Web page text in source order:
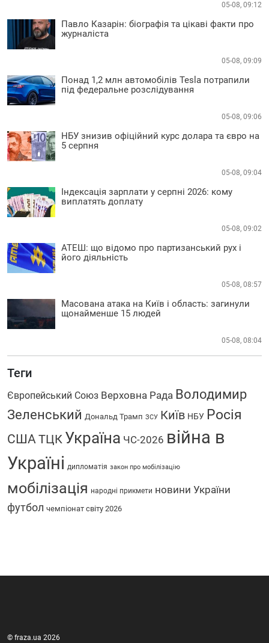
05-08, 09:12
Павло Казарін: біографія та цікаві факти про
журналіста
05-08, 09:09
Понад 1,2 млн автомобілів Tesla потрапили
під федеральне розслідування
05-08, 09:06
НБУ знизив офіційний курс долара та євро на
5 серпня
05-08, 09:04
Індексація зарплати у серпні 2026: кому
виплатять доплату
05-08, 09:02
АТЕШ: що відомо про партизанський рух і
його діяльність
05-08, 08:57
Масована атака на Київ і область: загинули
щонайменше 15 людей
05-08, 08:04
Теги
Європейський Союз Верховна Рада Володимир
Зеленський Дональд Трамп ЗСУ Київ НБУ Росія
СШАТЦК Україна ЧС-2026 війна в
Україні дипломатія закон про мобілізацію
мобілізація народні прикмети новини України
футбол чемпіонат світу 2026
© fraza.ua 2026